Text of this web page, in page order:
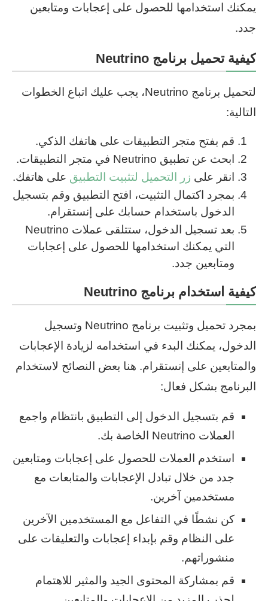
يمكنك استخدامها للحصول على إعجابات ومتابعين
جدد.
كيفية تحميل برنامج Neutrino
لتحميل برنامج Neutrino، يجب عليك اتباع الخطوات
التالية:
قم بفتح متجر التطبيقات على هاتفك الذكي.
ابحث عن تطبيق Neutrino في متجر التطبيقات.
انقر على زر التحميل لتثبيت التطبيق على هاتفك.
بمجرد اكتمال التثبيت، افتح التطبيق وقم بتسجيل
الدخول باستخدام حسابك على إنستقرام.
بعد تسجيل الدخول، ستتلقى عملات Neutrino
التي يمكنك استخدامها للحصول على إعجابات
ومتابعين جدد.
كيفية استخدام برنامج Neutrino
بمجرد تحميل وتثبيت برنامج Neutrino وتسجيل
الدخول، يمكنك البدء في استخدامه لزيادة الإعجابات
والمتابعين على إنستقرام. هنا بعض النصائح لاستخدام
البرنامج بشكل فعال:
قم بتسجيل الدخول إلى التطبيق بانتظام واجمع
العملات Neutrino الخاصة بك.
استخدم العملات للحصول على إعجابات ومتابعين
جدد من خلال تبادل الإعجابات والمتابعات مع
مستخدمين آخرين.
كن نشطًا في التفاعل مع المستخدمين الآخرين
على النظام وقم بإبداء إعجابات والتعليقات على
منشوراتهم.
قم بمشاركة المحتوى الجيد والمثير للاهتمام